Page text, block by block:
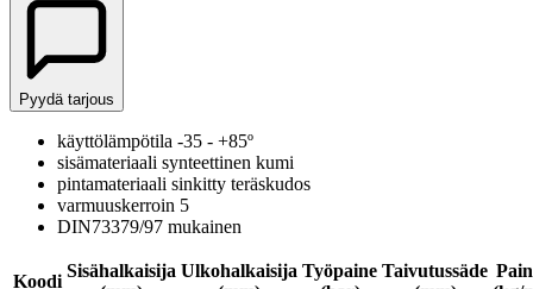
Pyydä tarjous
käyttölämpötila -35 - +85º
sisämateriaali synteettinen kumi
pintamateriaali sinkitty teräskudos
varmuuskerroin 5
DIN73379/97 mukainen
Koodi
Sisähalkaisija Ulkohalkaisija Työpaine Taivutussäde